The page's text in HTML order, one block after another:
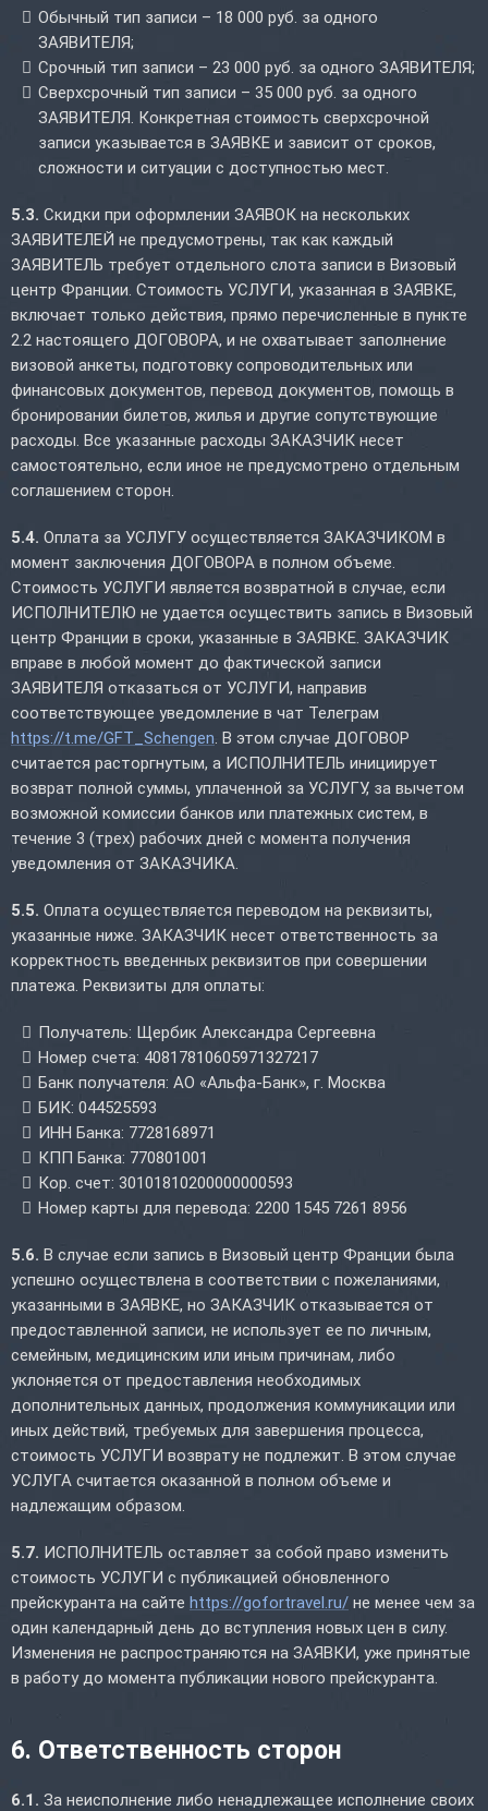
Обычный тип записи – 18 000 руб. за одного
ЗАЯВИТЕЛЯ;
Срочный тип записи – 23 000 руб. за одного ЗАЯВИТЕЛЯ;
Сверхсрочный тип записи – 35 000 руб. за одного
ЗАЯВИТЕЛЯ. Конкретная стоимость сверхсрочной
записи указывается в ЗАЯВКЕ и зависит от сроков,
сложности и ситуации с доступностью мест.
5.3. Скидки при оформлении ЗАЯВОК на нескольких
ЗАЯВИТЕЛЕЙ не предусмотрены, так как каждый
ЗАЯВИТЕЛЬ требует отдельного слота записи в Визовый
центр Франции. Стоимость УСЛУГИ, указанная в ЗАЯВКЕ,
включает только действия, прямо перечисленные в пункте
2.2 настоящего ДОГОВОРА, и не охватывает заполнение
визовой анкеты, подготовку сопроводительных или
финансовых документов, перевод документов, помощь в
бронировании билетов, жилья и другие сопутствующие
расходы. Все указанные расходы ЗАКАЗЧИК несет
самостоятельно, если иное не предусмотрено отдельным
соглашением сторон.
5.4. Оплата за УСЛУГУ осуществляется ЗАКАЗЧИКОМ в
момент заключения ДОГОВОРА в полном объеме.
Стоимость УСЛУГИ является возвратной в случае, если
ИСПОЛНИТЕЛЮ не удается осуществить запись в Визовый
центр Франции в сроки, указанные в ЗАЯВКЕ. ЗАКАЗЧИК
вправе в любой момент до фактической записи
ЗАЯВИТЕЛЯ отказаться от УСЛУГИ, направив
соответствующее уведомление в чат Телеграм
https://t.me/GFT_Schengen. В этом случае ДОГОВОР
считается расторгнутым, а ИСПОЛНИТЕЛЬ инициирует
возврат полной суммы, уплаченной за УСЛУГУ, за вычетом
возможной комиссии банков или платежных систем, в
течение 3 (трех) рабочих дней с момента получения
уведомления от ЗАКАЗЧИКА.
5.5. Оплата осуществляется переводом на реквизиты,
указанные ниже. ЗАКАЗЧИК несет ответственность за
корректность введенных реквизитов при совершении
платежа. Реквизиты для оплаты:
Получатель: Щербик Александра Сергеевна
Номер счета: 40817810605971327217
Банк получателя: АО «Альфа-Банк», г. Москва
БИК: 044525593
ИНН Банка: 7728168971
КПП Банка: 770801001
Кор. счет: 30101810200000000593
Номер карты для перевода: 2200 1545 7261 8956
5.6. В случае если запись в Визовый центр Франции была
успешно осуществлена в соответствии с пожеланиями,
указанными в ЗАЯВКЕ, но ЗАКАЗЧИК отказывается от
предоставленной записи, не использует ее по личным,
семейным, медицинским или иным причинам, либо
уклоняется от предоставления необходимых
дополнительных данных, продолжения коммуникации или
иных действий, требуемых для завершения процесса,
стоимость УСЛУГИ возврату не подлежит. В этом случае
УСЛУГА считается оказанной в полном объеме и
надлежащим образом.
5.7. ИСПОЛНИТЕЛЬ оставляет за собой право изменить
стоимость УСЛУГИ с публикацией обновленного
прейскуранта на сайте https://gofortravel.ru/ не менее чем за
один календарный день до вступления новых цен в силу.
Изменения не распространяются на ЗАЯВКИ, уже принятые
в работу до момента публикации нового прейскуранта.
6. Ответственность сторон
6.1. За неисполнение либо ненадлежащее исполнение своих